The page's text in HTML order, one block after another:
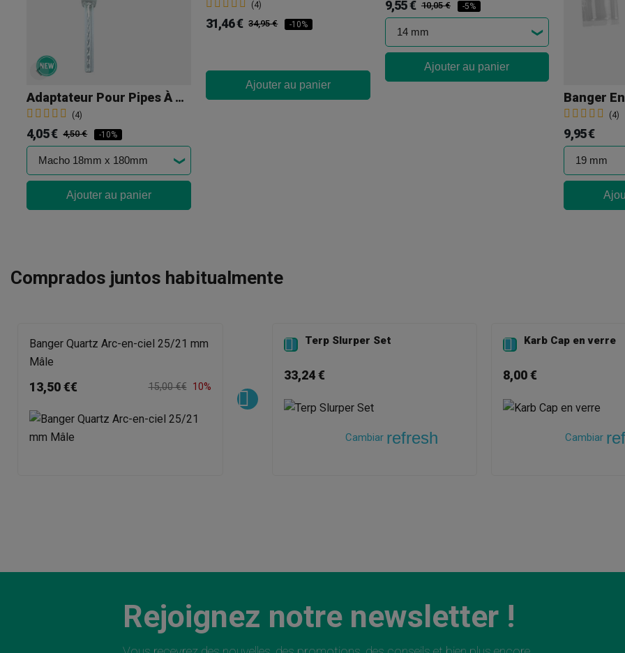
Adaptateur Pour Pipes À Eau Et Bangs
(4)
4,05 € 4,50 € -10%
Ajouter au panier
(4)
31,46 € 34,95 € -10%
Ajouter au panier
9,55 € 10,05 € -5%
Ajouter au panier
Banger
(4)
9,95 €
Comprados juntos habitualmente
Banger Quartz Arc-en-ciel 25/21 mm
Mâle
13,50 €€ 15,00 €€ 10%
 Terp Slurper Set
33,24 €
Cambiar refresh
 Karb Cap en verre
8,00 €
Cambiar
Rejoignez notre newsletter !